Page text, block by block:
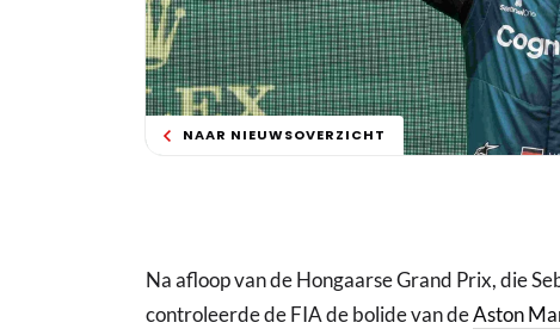
NAAR NIEUWSOVERZICHT
Na afloop van de Hongaarse Grand Prix, die
controleerde de FIA de bolide van deAston